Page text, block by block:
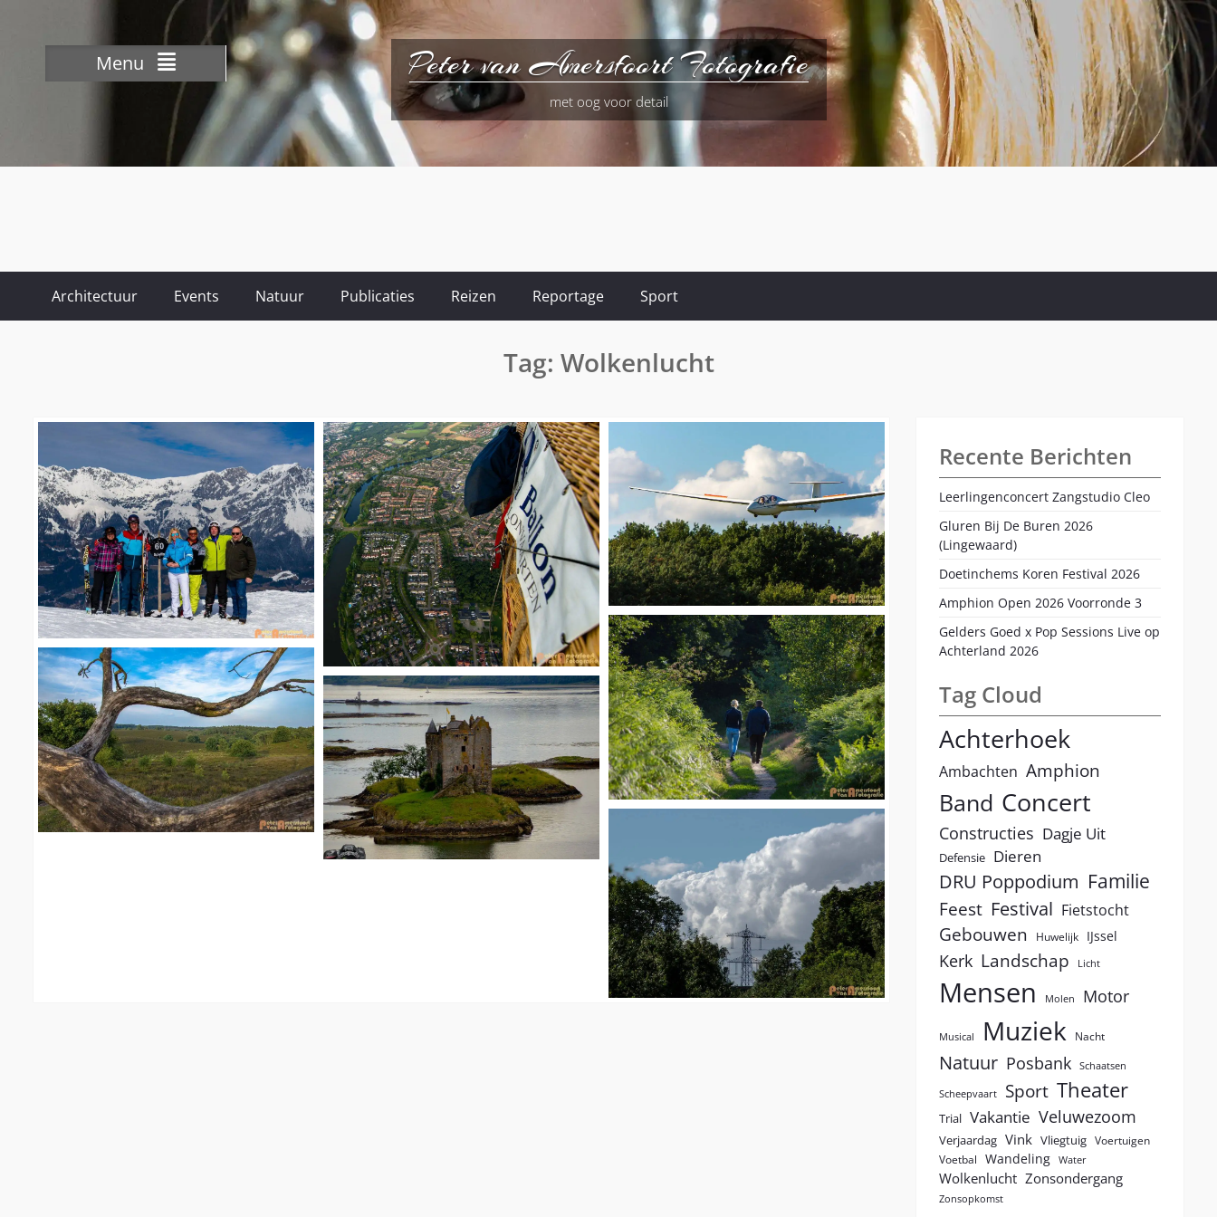
Menu Peter van Amersfoort Fotografie
met oog voor detail
Architectuur Events Natuur Publicaties Reizen Reportage Sport
Tag: Wolkenlucht
Recente Berichten
Leerlingenconcert Zangstudio Cleo
Gluren Bij De Buren 2026
(Lingewaard)
Doetinchems Koren Festival 2026
Amphion Open 2026 Voorronde 3
Gelders Goed x Pop Sessions Live op
Achterland 2026
Tag Cloud
Achterhoek
Ambachten Amphion
Band Concert
Constructies Dagje Uit
Defensie Dieren
DRU Poppodium Familie
Feest Festival Fietstocht
Gebouwen Huwelijk IJssel
Kerk Landschap Licht
Mensen Molen Motor
Musical Muziek Nacht
Natuur Posbank Schaatsen
Scheepvaart Sport Theater
Trial Vakantie Veluwezoom
Verjaardag Vink Vliegtuig Voertuigen
Voetbal
Wandeling Water
Wolkenlucht Zonsondergang
Zonsopkomst